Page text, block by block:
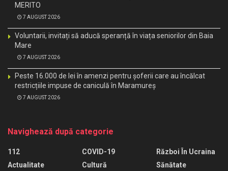
MERITO
7 AUGUST 2026
Voluntarii, invitați să aducă speranță în viața seniorilor din Baia
Mare
7 AUGUST 2026
Peste 16.000 de lei în amenzi pentru șoferii care au încălcat
restricțiile impuse de caniculă în Maramureș
7 AUGUST 2026
Navighează după categorie
112
Actualitate
COVID-19
Cultură
Război În Ucraina
Sănătate